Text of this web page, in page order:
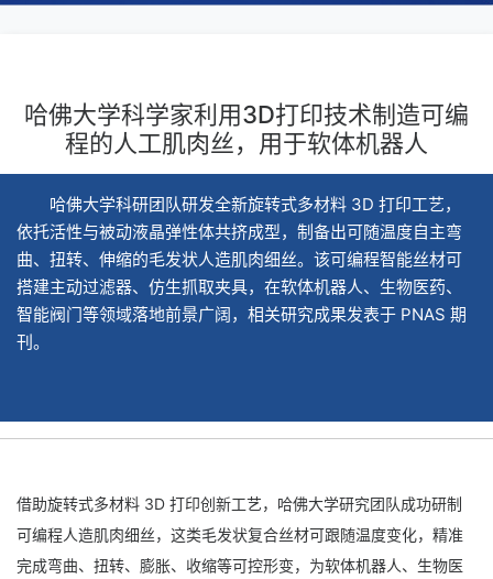
哈佛大学科学家利用3D打印技术制造可编
程的人工肌肉丝，用于软体机器人
哈佛大学科研团队研发全新旋转式多材料 3D 打印工艺，
依托活性与被动液晶弹性体共挤成型，制备出可随温度自主弯
曲、扭转、伸缩的毛发状人造肌肉细丝。该可编程智能丝材可
搭建主动过滤器、仿生抓取夹具，在软体机器人、生物医药、
智能阀门等领域落地前景广阔，相关研究成果发表于 PNAS 期
刊。
借助旋转式多材料 3D 打印创新工艺，哈佛大学研究团队成功研制
可编程人造肌肉细丝，这类毛发状复合丝材可跟随温度变化，精准
完成弯曲、扭转、膨胀、收缩等可控形变，为软体机器人、生物医